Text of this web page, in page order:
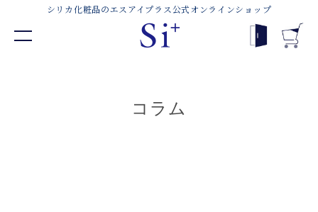
シリカ化粧品のエスアイプラス公式オンラインショップ
コラム